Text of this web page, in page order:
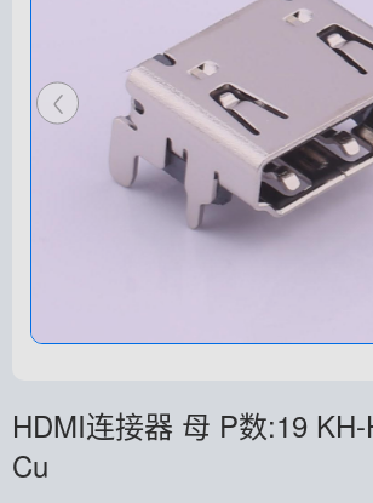
HDMI连接器 母 P数:19
Cu